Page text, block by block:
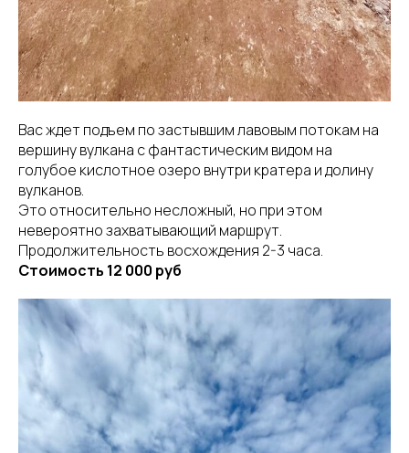
Вас ждет подъем по застывшим лавовым потокам на
вершину вулкана с фантастическим видом на
голубое кислотное озеро внутри кратера и долину
вулканов.
Это относительно несложный, но при этом
невероятно захватывающий маршрут.
Продолжительность восхождения 2-3 часа.
Стоимость 12 000 руб